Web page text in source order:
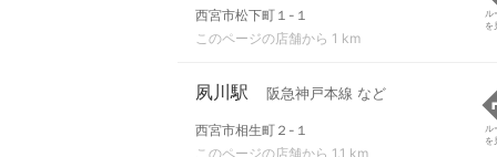
西宮市松下町１-１
このページの店舗から 1 km
ル
を
夙川駅 阪急神戸本線 など
西宮市相生町２-１
このページの店舗から 1.1 km
ル
を